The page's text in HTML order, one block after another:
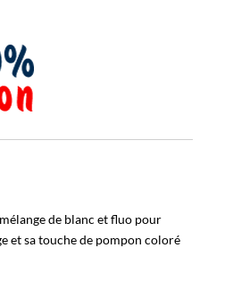
de blanc et fluo pour
et sa touche de pompon coloré